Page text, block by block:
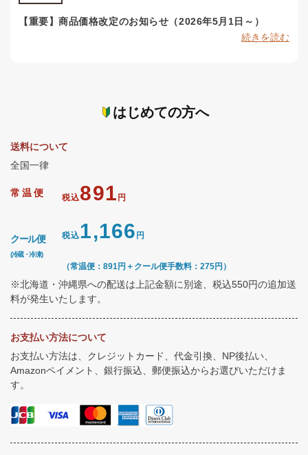
【重要】商品価格改定のお知らせ（2026年5月1日～）
続きを読む
はじめての方へ
送料について
全国一律
常温便 税込891 円
クール便
(冷蔵・冷凍)
税込1,166 円
（常温便：891円＋クール便手数料：275円）
※北海道・沖縄県への配送は上記金額に別途、税込550円の追加送
料が発生いたします。
お支払い方法について
お支払い方法は、クレジットカード、代金引換、NP後払い、
Amazonペイメント、銀行振込、郵便振込からお選びいただけま
す。